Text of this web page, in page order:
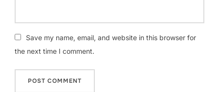
Save my name, email, and website in this browser for
the next time I comment.